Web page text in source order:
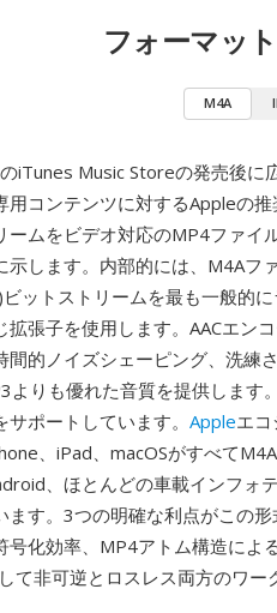
フォーマッ
M4A
iTunes Music Storeの発売後に
用コンテンツに対するAppleの
ームをビデオ対応のMP4ファイ
示します。内部的には、M4Aフ
ットストリームを最も一般的
拡張子を使用します。AACエン
間的ノイズシェーピング、洗練
よりも優れた音質を提供しま
サポートしています。 Appleエコ
、iPad、macOSがすべて
、ほとんどの車載インフォ
ます。3つの明確な利点がこの
号化効率、MP4アトム構造によ
て非可逆とロスレス両方のワ